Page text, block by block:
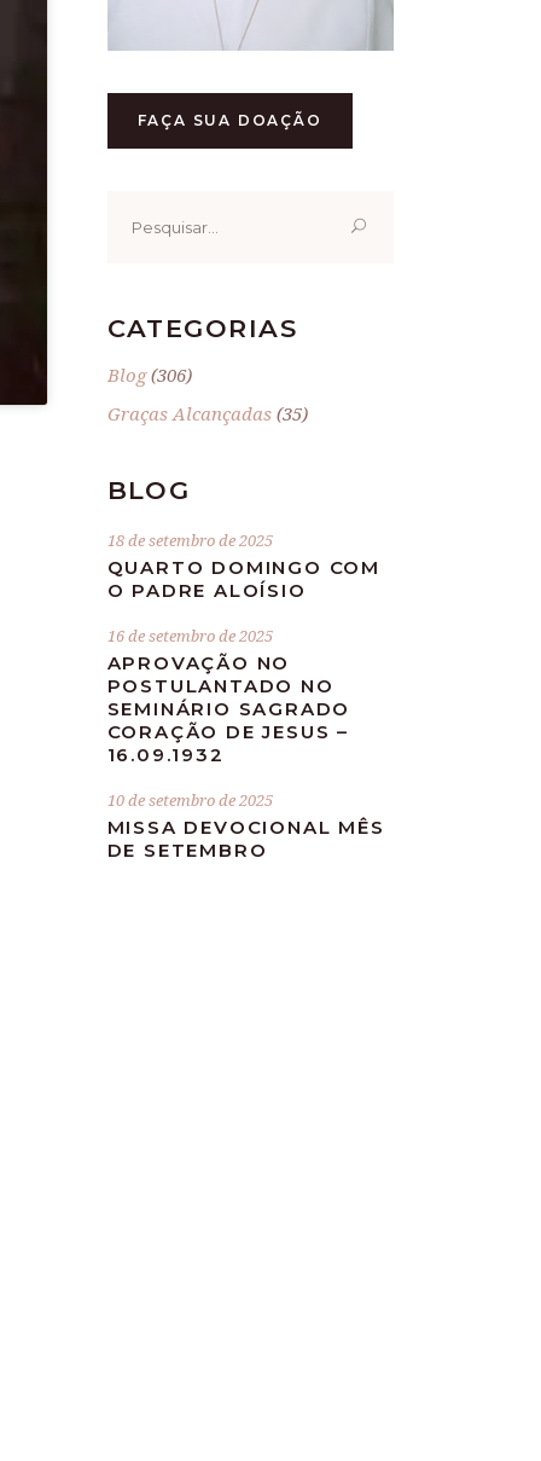
FAÇA SUA DOAÇÃO
por:
CATEGORIAS
Blog(306)
Graças Alcançadas(35)
BLOG
18 de setembro de 2025
QUARTO DOMINGO COM
O PADRE ALOÍSIO
16 de setembro de 2025
APROVAÇÃO NO
POSTULANTADO NO
SEMINÁRIO SAGRADO
CORAÇÃO DE JESUS –
16.09.1932
10 de setembro de 2025
MISSA DEVOCIONAL MÊS
DE SETEMBRO